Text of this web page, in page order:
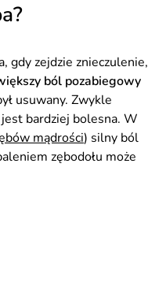
gdy zejdzie znieczulenie,
ból pozabiegowy
usuwany. Zwykle
bardziej bolesna. W
mądrości) silny ból
zębodołu może